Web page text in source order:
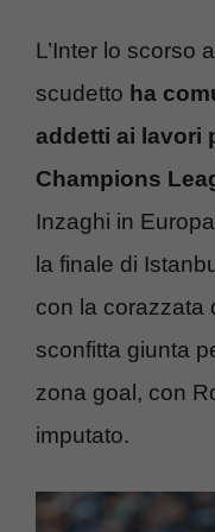
L’Inter lo scorso
scudetto ha
addetti ai lavori
Champions
Inzaghi in
la finale di
con la corazzata
sconfitta giunta
zona goal, con
imputato.